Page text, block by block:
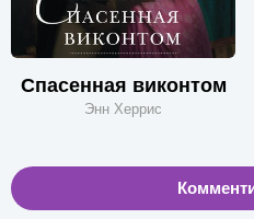
Спасенная виконтом
Энн Херрис